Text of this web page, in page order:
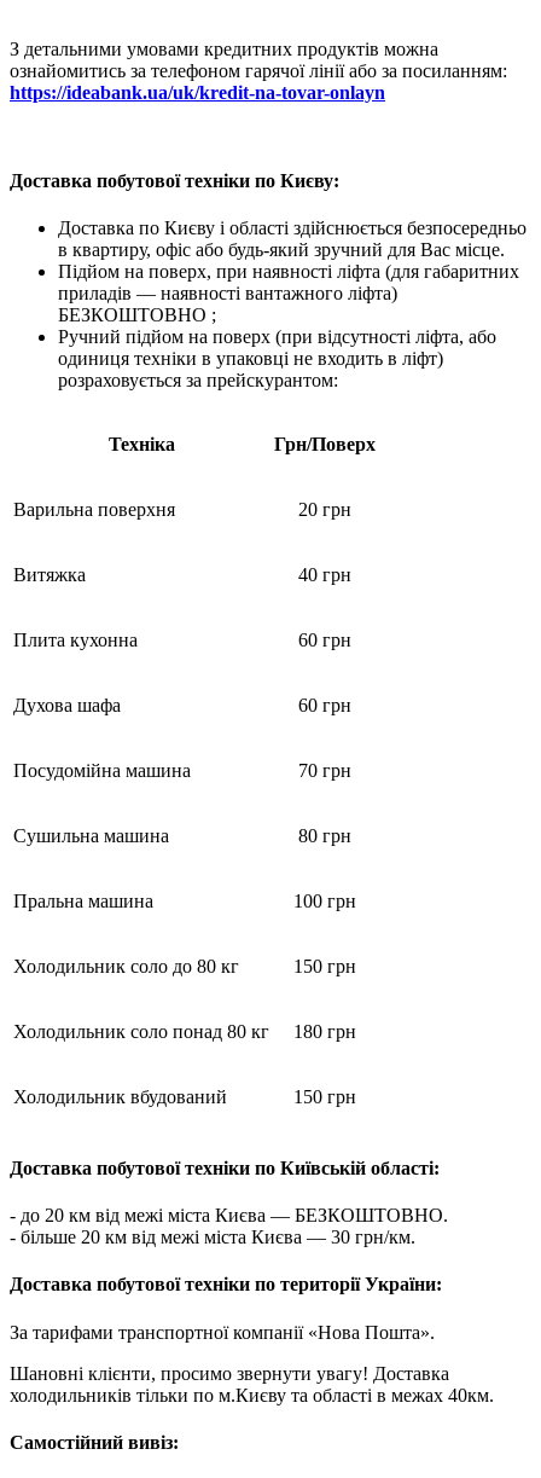
З детальними умовами кредитних продуктів можна
ознайомитись за телефоном гарячої лінії або за посиланням:
https://ideabank.ua/uk/kredit-na-tovar-onlayn
Доставка побутової техніки по Києву:
Доставка по Києву і області здійснюється безпосередньо
в квартиру, офіс або будь-який зручний для Вас місце.
Підйом на поверх, при наявності ліфта (для габаритних
приладів — наявності вантажного ліфта)
БЕЗКОШТОВНО ;
Ручний підйом на поверх (при відсутності ліфта, або
одиниця техніки в упаковці не входить в ліфт)
розраховується за прейскурантом:
Техніка Грн/Поверх
Варильна поверхня 20 грн
Витяжка 40 грн
Плита кухонна 60 грн
Духова шафа 60 грн
Посудомійна машина 70 грн
Сушильна машина 80 грн
Пральна машина 100 грн
Холодильник соло до 80 кг 150 грн
Холодильник соло понад 80 кг 180 грн
Холодильник вбудований 150 грн
Доставка побутової техніки по Київській області:
- до 20 км від межі міста Києва — БЕЗКОШТОВНО.
- більше 20 км від межі міста Києва — 30 грн/км.
Доставка побутової техніки по території України:
За тарифами транспортної компанії «Нова Пошта».
Шановні клієнти, просимо звернути увагу! Доставка
холодильників тільки по м.Києву та області в межах 40км.
Самостійний вивіз: